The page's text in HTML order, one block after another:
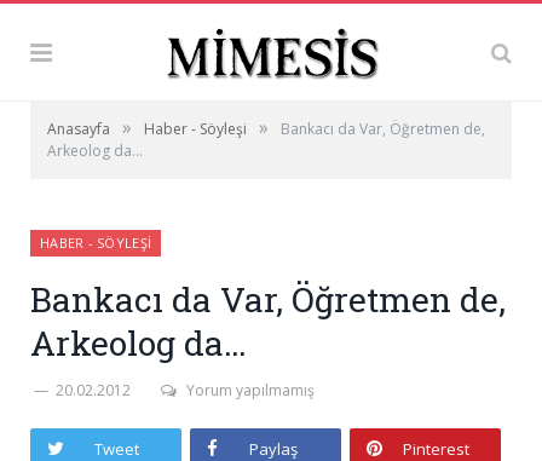
Anasayfa » Haber - Söyleşi »
Bankacı da Var, Öğretmen de,
Arkeolog da…
HABER - SÖYLEŞI
Bankacı da Var, Öğretmen de,
Arkeolog da…
20.02.2012 Yorum yapılmamış
Tweet Paylaş Pinterest